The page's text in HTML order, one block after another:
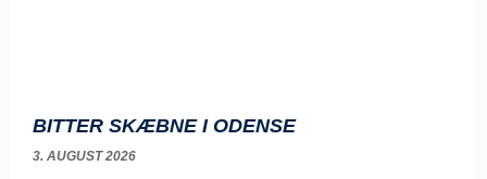
BITTER SKÆBNE I ODENSE
3. AUGUST 2026